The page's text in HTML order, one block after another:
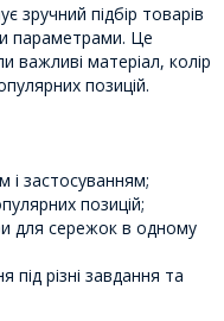
зручний підбір товарів
параметрами. Це
важливі матеріал, колір
позицій.
і застосуванням;
позицій;
для сережок в одному
під різні завдання та